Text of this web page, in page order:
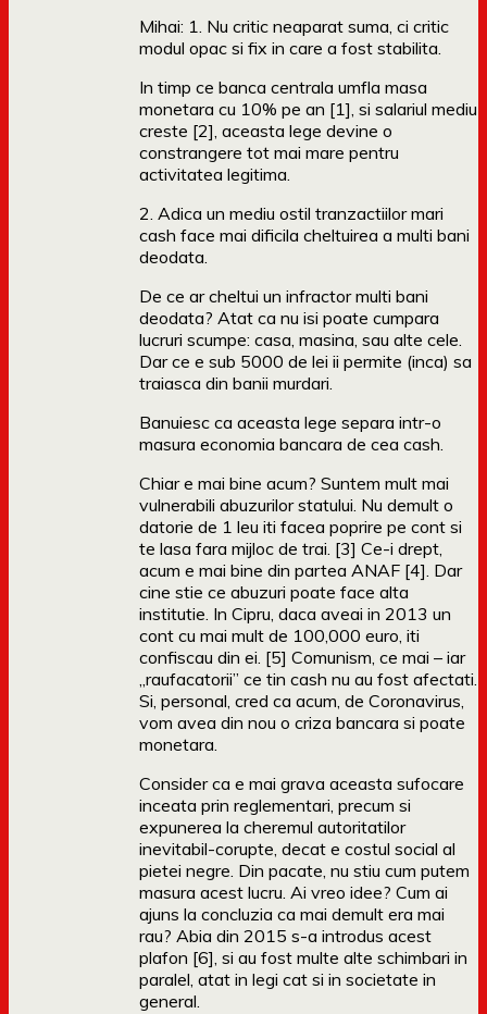
Mihai: 1. Nu critic neaparat suma, ci critic
modul opac si fix in care a fost stabilita.
In timp ce banca centrala umfla masa
monetara cu 10% pe an [1], si salariul mediu
creste [2], aceasta lege devine o
constrangere tot mai mare pentru
activitatea legitima.
2. Adica un mediu ostil tranzactiilor mari
cash face mai dificila cheltuirea a multi bani
deodata.
De ce ar cheltui un infractor multi bani
deodata? Atat ca nu isi poate cumpara
lucruri scumpe: casa, masina, sau alte cele.
Dar ce e sub 5000 de lei ii permite (inca) sa
traiasca din banii murdari.
Banuiesc ca aceasta lege separa intr-o
masura economia bancara de cea cash.
Chiar e mai bine acum? Suntem mult mai
vulnerabili abuzurilor statului. Nu demult o
datorie de 1 leu iti facea poprire pe cont si
te lasa fara mijloc de trai. [3] Ce-i drept,
acum e mai bine din partea ANAF [4]. Dar
cine stie ce abuzuri poate face alta
institutie. In Cipru, daca aveai in 2013 un
cont cu mai mult de 100,000 euro, iti
confiscau din ei. [5] Comunism, ce mai – iar
„raufacatorii” ce tin cash nu au fost afectati.
Si, personal, cred ca acum, de Coronavirus,
vom avea din nou o criza bancara si poate
monetara.
Consider ca e mai grava aceasta sufocare
inceata prin reglementari, precum si
expunerea la cheremul autoritatilor
inevitabil-corupte, decat e costul social al
pietei negre. Din pacate, nu stiu cum putem
masura acest lucru. Ai vreo idee? Cum ai
ajuns la concluzia ca mai demult era mai
rau? Abia din 2015 s-a introdus acest
plafon [6], si au fost multe alte schimbari in
paralel, atat in legi cat si in societate in
general.